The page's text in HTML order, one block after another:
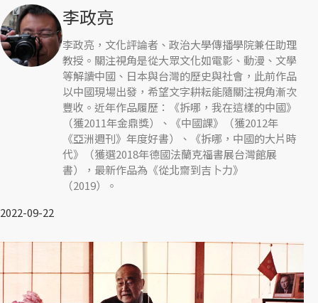
李政亮
李政亮，文化評論者、政治大學傳播學院兼任助理
教授。關注視角是從大眾文化如電影、動漫、文學
等解讀中國、日本與台灣的歷史與社會，此前作品
以中國現場出發，希望文字耕耘能隨關注視角漸次
豐收。近年作品履歷：《拆哪，我在這樣的中國》
（獲2011年金鼎獎）、《中國課》（獲2012年
《亞洲週刊》年度好書）、《拆哪，中國的大片時
代》（獲選2018年德國法蘭克福書展台灣館展
書），最新作品為《從北齋到吉卜力》
（2019）。
2022-09-22